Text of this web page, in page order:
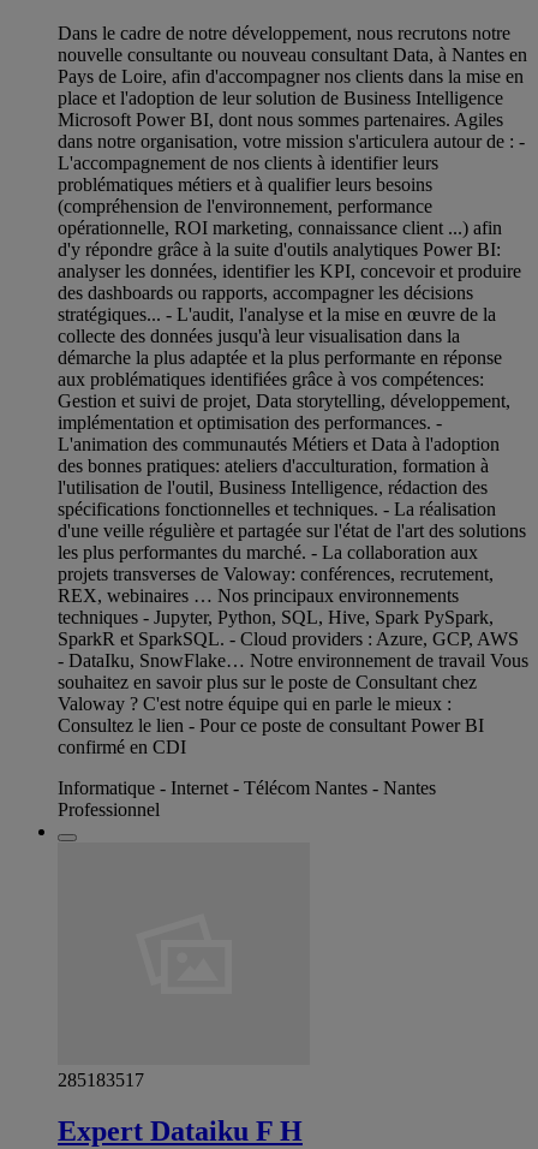
Dans le cadre de notre développement, nous recrutons notre
nouvelle consultante ou nouveau consultant Data, à Nantes en
Pays de Loire, afin d'accompagner nos clients dans la mise en
place et l'adoption de leur solution de Business Intelligence
Microsoft Power BI, dont nous sommes partenaires. Agiles
dans notre organisation, votre mission s'articulera autour de : -
L'accompagnement de nos clients à identifier leurs
problématiques métiers et à qualifier leurs besoins
(compréhension de l'environnement, performance
opérationnelle, ROI marketing, connaissance client ...) afin
d'y répondre grâce à la suite d'outils analytiques Power BI:
analyser les données, identifier les KPI, concevoir et produire
des dashboards ou rapports, accompagner les décisions
stratégiques... - L'audit, l'analyse et la mise en œuvre de la
collecte des données jusqu'à leur visualisation dans la
démarche la plus adaptée et la plus performante en réponse
aux problématiques identifiées grâce à vos compétences:
Gestion et suivi de projet, Data storytelling, développement,
implémentation et optimisation des performances. -
L'animation des communautés Métiers et Data à l'adoption
des bonnes pratiques: ateliers d'acculturation, formation à
l'utilisation de l'outil, Business Intelligence, rédaction des
spécifications fonctionnelles et techniques. - La réalisation
d'une veille régulière et partagée sur l'état de l'art des solutions
les plus performantes du marché. - La collaboration aux
projets transverses de Valoway: conférences, recrutement,
REX, webinaires … Nos principaux environnements
techniques - Jupyter, Python, SQL, Hive, Spark PySpark,
SparkR et SparkSQL. - Cloud providers : Azure, GCP, AWS
- DataIku, SnowFlake… Notre environnement de travail Vous
souhaitez en savoir plus sur le poste de Consultant chez
Valoway ? C'est notre équipe qui en parle le mieux :
Consultez le lien - Pour ce poste de consultant Power BI
confirmé en CDI
Informatique - Internet - Télécom Nantes - Nantes
Professionnel
285183517
Expert Dataiku F H